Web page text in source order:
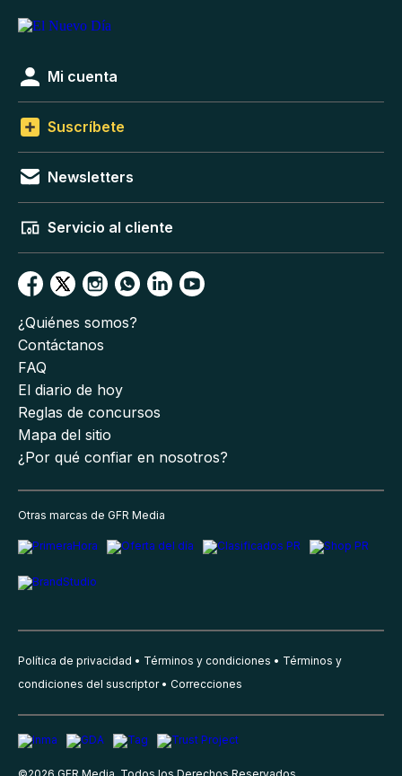
Mi cuenta
Suscríbete
Newsletters
Servicio al cliente
¿Quiénes somos?
Contáctanos
FAQ
El diario de hoy
Reglas de concursos
Mapa del sitio
¿Por qué confiar en nosotros?
Otras marcas de GFR Media
Política de privacidad Términos y condiciones
Términos y
condiciones del suscriptor
Correcciones